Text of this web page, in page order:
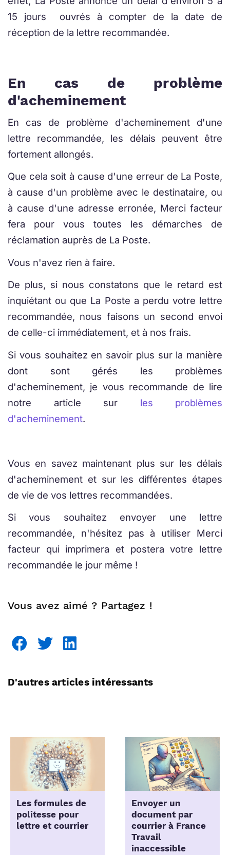
15 jours ouvrés à compter de la date de
réception de la lettre recommandée.
En cas de problème
d'acheminement
En cas de problème d'acheminement d'une
lettre recommandée, les délais peuvent être
fortement allongés.
Que cela soit à cause d'une erreur de La Poste,
à cause d'un problème avec le destinataire, ou
à cause d'une adresse erronée, Merci facteur
fera pour vous toutes les démarches de
réclamation auprès de La Poste.
Vous n'avez rien à faire.
De plus, si nous constatons que le retard est
inquiétant ou que La Poste a perdu votre lettre
recommandée, nous faisons un second envoi
de celle-ci immédiatement, et à nos frais.
Si vous souhaitez en savoir plus sur la manière
dont sont gérés les problèmes
d'acheminement, je vous recommande de lire
notre article sur les problèmes
d'acheminement.
Vous en savez maintenant plus sur les délais
d'acheminement et sur les différentes étapes
de vie de vos lettres recommandées.
Si vous souhaitez envoyer une lettre
recommandée, n'hésitez pas à utiliser Merci
facteur qui imprimera et postera votre lettre
recommandée le jour même !
Vous avez aimé ? Partagez !
D'autres articles intéressants
Les formules de
politesse pour
lettre et courrier
Envoyer un
document par
courrier à France
Travail
inaccessible